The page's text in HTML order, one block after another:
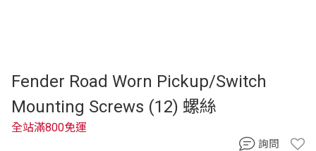
Fender Road Worn Pickup/Switch
Mounting Screws (12) 螺絲
全站滿800免運
詢問